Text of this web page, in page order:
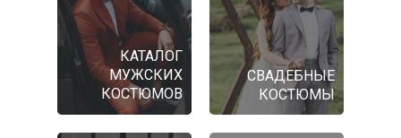
КАТАЛОГ
МУЖСКИХ
КОСТЮМОВ
СВАДЕБНЫЕ
КОСТЮМЫ